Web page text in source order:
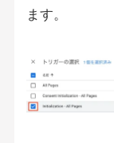
ます。